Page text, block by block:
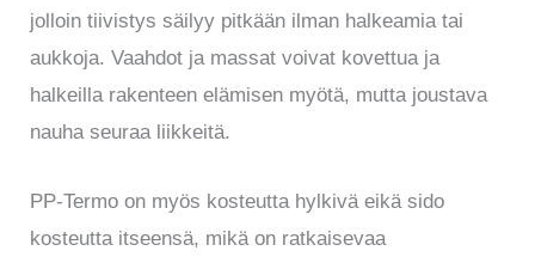
jolloin tiivistys säilyy pitkään ilman halkeamia tai
aukkoja. Vaahdot ja massat voivat kovettua ja
halkeilla rakenteen elämisen myötä, mutta joustava
nauha seuraa liikkeitä.
PP-Termo on myös kosteutta hylkivä eikä sido
kosteutta itseensä, mikä on ratkaisevaa